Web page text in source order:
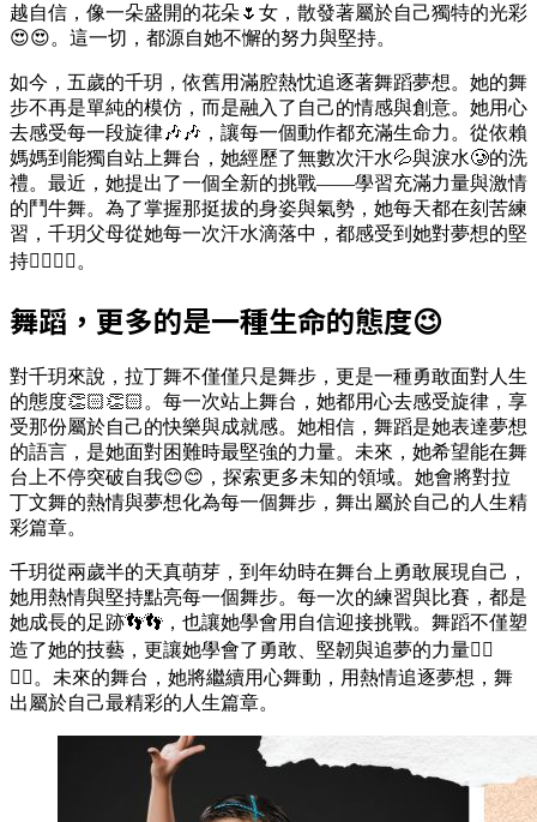
越自信，像一朵盛開的花朵🌷女，散發著屬於自己獨特的光彩
😍😍。這一切，都源自她不懈的努力與堅持。
如今，五歲的千玥，依舊用滿腔熱忱追逐著舞蹈夢想。她的舞
步不再是單純的模仿，而是融入了自己的情感與創意。她用心
去感受每一段旋律🎶🎶，讓每一個動作都充滿生命力。從依賴
媽媽到能獨自站上舞台，她經歷了無數次汗水💦與淚水🥲的洗
禮。最近，她提出了一個全新的挑戰——學習充滿力量與激情
的鬥牛舞。為了掌握那挺拔的身姿與氣勢，她每天都在刻苦練
習，千玥父母從她每一次汗水滴落中，都感受到她對夢想的堅
持👍🏻👍🏻。
舞蹈，更多的是一種生命的態度😉
對千玥來說，拉丁舞不僅僅只是舞步，更是一種勇敢面對人生
的態度👏🏻👏🏻。每一次站上舞台，她都用心去感受旋律，享
受那份屬於自己的快樂與成就感。她相信，舞蹈是她表達夢想
的語言，是她面對困難時最堅強的力量。未來，她希望能在舞
台上不停突破自我😊😊，探索更多未知的領域。她會將對拉
丁文舞的熱情與夢想化為每一個舞步，舞出屬於自己的人生精
彩篇章。
千玥從兩歲半的天真萌芽，到年幼時在舞台上勇敢展現自己，
她用熱情與堅持點亮每一個舞步。每一次的練習與比賽，都是
她成長的足跡👣👣，也讓她學會用自信迎接挑戰。舞蹈不僅塑
造了她的技藝，更讓她學會了勇敢、堅韌與追夢的力量👍🏻
👍🏻。未來的舞台，她將繼續用心舞動，用熱情追逐夢想，舞
出屬於自己最精彩的人生篇章。